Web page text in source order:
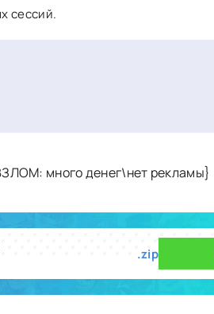
сессий.
много денег\нет рекламы}
.zip